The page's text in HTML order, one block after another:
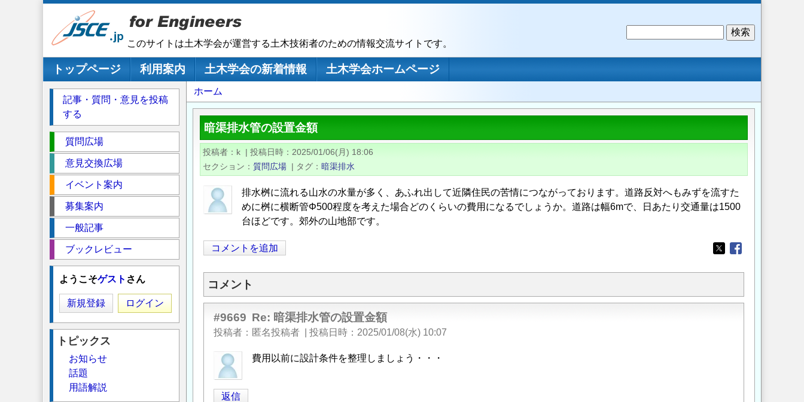
このサイトは土木学会が運営する土木技術者のための情報交流サイトです。
メインナビゲーション
トップページ 利用案内 土木学会の新着情報
土木学会ホームページ
パ
ン
く
ず
ホーム
暗渠排水管の設置金額
投稿者 k | 投稿日時
2025/01/06(月) 18:06
セクション
質問広場 | タグ 暗渠排水
排水桝に流れる山水の水量が多く、あふれ出して近隣住民の苦情につながっております。道路反対へもみずを流すた
めに桝に横断管Φ500程度を考えた場合どのくらいの費用になるでしょうか。道路は幅6mで、日あたり交通量は1500
台ほどです。郊外の山地部です。
コメントを追加
Opens in a new
Opens in a new
コメント
#9669 Re: 暗渠排水管の設置金額
投稿者 匿名投稿者 投稿日時 2025/01/08(水) 10:07
費用以前に設計条件を整理しましょう・・・
返信
記事・質問・意見を投稿
する
ク
シ
質問広場
意見交換広場
イベント案内
募集案内
一般記事
ブックレビュー
ようこそゲスト さん
新規登録 ログイン
トピックス
お知らせ
話題
用語解説